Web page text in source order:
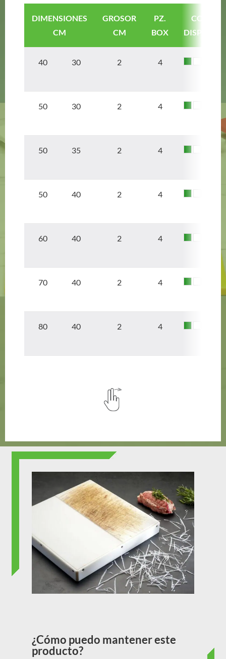
DIMENSIONES
CM
GROSOR
CM
PZ.
BOX
40 30 2 4
50 30 2 4
50 35 2 4
50 40 2 4
60 40 2 4
70 40 2 4
80 40 2 4
¿Cómo puedo mantener este
producto?